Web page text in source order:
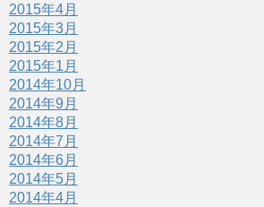
2015年4月
2015年3月
2015年2月
2015年1月
2014年10月
2014年9月
2014年8月
2014年7月
2014年6月
2014年5月
2014年4月